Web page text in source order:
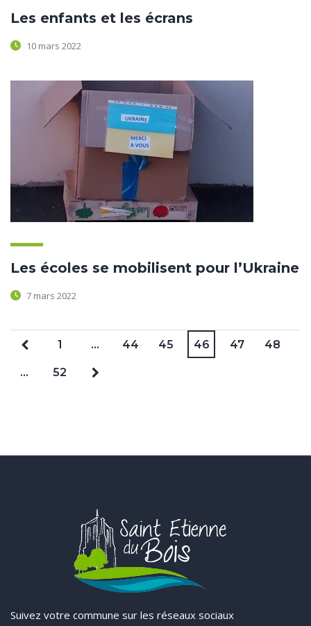
Les enfants et les écrans
10 mars 2022
Les écoles se mobilisent pour l’Ukraine
7 mars 2022
1 … 44 45 46 47 48
… 52
Suivez votre commune sur les réseaux sociaux